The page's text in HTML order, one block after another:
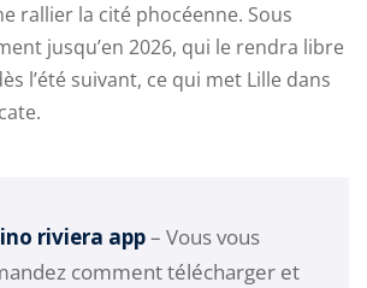
rallier la cité phocéenne. Sous
jusqu’en 2026, qui le rendra libre
l’été suivant, ce qui met Lille dans
riviera app– Vous vous
comment télécharger et